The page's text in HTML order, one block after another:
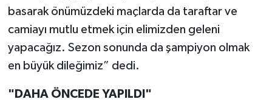
basarak önümüzdeki maçlarda da taraftar ve
camiayı mutlu etmek için elimizden geleni
yapacağız. Sezon sonunda da şampiyon olmak
en büyük dileğimiz” dedi.
"DAHA ÖNCEDE YAPILDI"